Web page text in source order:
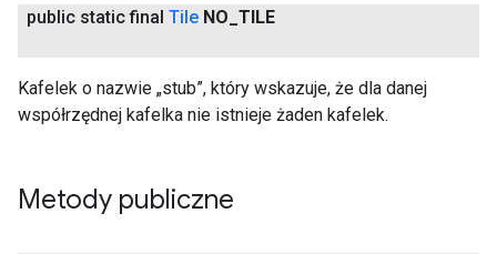
public static final Tile NO TILE
Kafelek o nazwie „stub”, który wskazuje, że dla danej
współrzędnej kafelka nie istnieje żaden kafelek.
Metody publiczne